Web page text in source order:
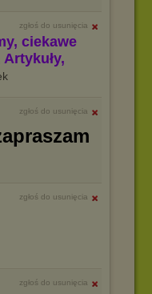
zgłoś do usunięcia
ciekawe
zgłoś do usunięcia
zgłoś do usunięcia
zgłoś do usunięcia